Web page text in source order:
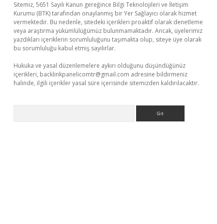
Sitemiz, 5651 Sayılı Kanun gereğince Bilgi Teknolojileri ve İletişim
Kurumu (BTK) tarafından onaylanmış bir Yer Sağlayıcı olarak hizmet
vermektedir. Bu nedenle, sitedeki içerikleri proaktif olarak denetleme
veya araştırma yükümlülüğümüz bulunmamaktadır. Ancak, üyelerimiz
yazdıkları içeriklerin sorumluluğunu taşımakta olup, siteye üye olarak
bu sorumluluğu kabul etmiş sayılırlar.
Hukuka ve yasal düzenlemelere aykırı olduğunu düşündüğünüz
içerikleri, backlinkpanelicomtr@gmail.com adresine bildirmeniz
halinde, ilgili içerikler yasal süre içerisinde sitemizden kaldırılacaktır.